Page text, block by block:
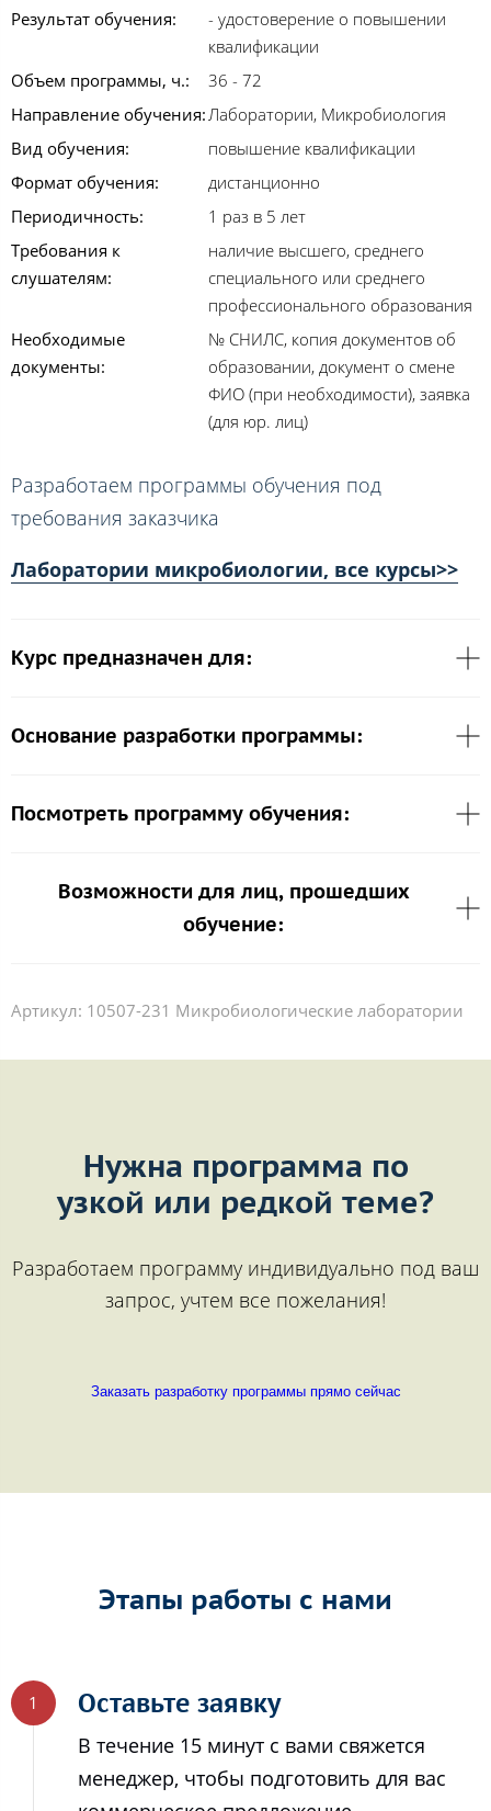
Результат обучения:
- удостоверение о повышении
квалификации
Объем программы, ч.:
36 - 72
Направление обучения:Лаборатории, Микробиология
Вид обучения:
повышение квалификации
Формат обучения:
дистанционно
Периодичность:
1 раз в 5 лет
Требования к
слушателям:
наличие высшего, среднего
специального или среднего
профессионального образования
Необходимые
документы:
№ СНИЛС, копия документов об
образовании, документ о смене
ФИО (при необходимости), заявка
(для юр. лиц)
Разработаем программы обучения под
требования заказчика
Лаборатории микробиологии, все курсы>>
Курс предназначен для:
Основание разработки программы:
Посмотреть программу обучения:
Возможности для лиц, прошедших
обучение:
Артикул: 10507-231 Микробиологические лаборатории
Нужна программа по
узкой или редкой теме?
Разработаем программу индивидуально под ваш
запрос, учтем все пожелания!
Заказать разработку программы прямо сейчас
Этапы работы с нами
Оставьте заявку
В течение 15 минут с вами свяжется
менеджер, чтобы подготовить для вас